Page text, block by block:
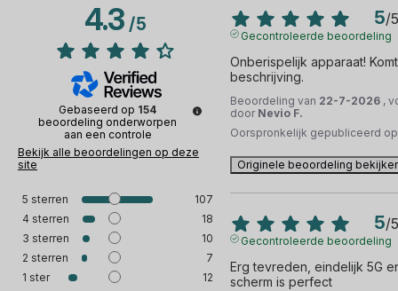
4.3/5
Gebaseerd op 154
beoordeling onderworpen
aan een controle
Bekijk alle beoordelingen op deze
site
5 sterren
107
4 sterren
18
3 sterren
10
2 sterren
7
1 ster 12
5/5
Gecontroleerde beoordeling
Onberispelijk apparaat!
beschrijving.
Beoordeling van 22-7-2026 ,
door Nevio F.
Oorspronkelijk gepubliceerd
Originele beoordeling
5/5
Gecontroleerde beoordeling
Erg tevreden, eindelijk 5G
scherm is perfect